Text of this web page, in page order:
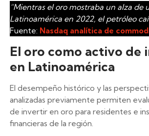
“Mientras el oro mostraba un alza de
Latinoamérica en 2022, el petróleo
Fuente: Nasdaq analítica de
El oro como activo de
en Latinoamérica
El desempeño histórico y las
analizadas previamente permiten
de invertir en oro para residentes e
financieras de la región.